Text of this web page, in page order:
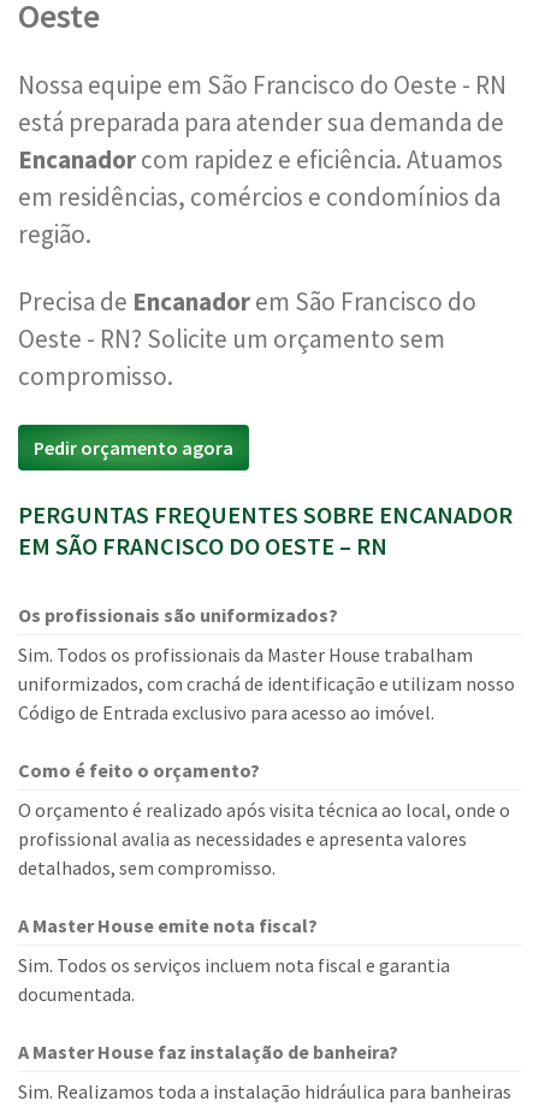
Oeste
Nossa equipe em São Francisco do Oeste - RN
está preparada para atender sua demanda de
Encanadorcom rapidez e eficiência. Atuamos
em residências, comércios e condomínios da
região.
Precisa de Encanadorem São Francisco do
Oeste - RN? Solicite um orçamento sem
compromisso.
Pedir orçamento agora
PERGUNTAS FREQUENTES SOBRE ENCANADOR
EM SÃO FRANCISCO DO OESTE – RN
Os profissionais são uniformizados?
Sim. Todos os profissionais da Master House trabalham
uniformizados, com crachá de identificação e utilizam nosso
Código de Entrada exclusivo para acesso ao imóvel.
Como é feito o orçamento?
O orçamento é realizado após visita técnica ao local, onde o
profissional avalia as necessidades e apresenta valores
detalhados, sem compromisso.
A Master House emite nota fiscal?
Sim. Todos os serviços incluem nota fiscal e garantia
documentada.
A Master House faz instalação de banheira?
Sim. Realizamos toda a instalação hidráulica para banheiras